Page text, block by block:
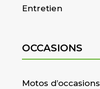
Entretien
OCCASIONS
Motos d’occasions